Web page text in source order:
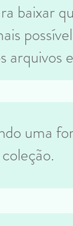
baixar
arquivos
uma